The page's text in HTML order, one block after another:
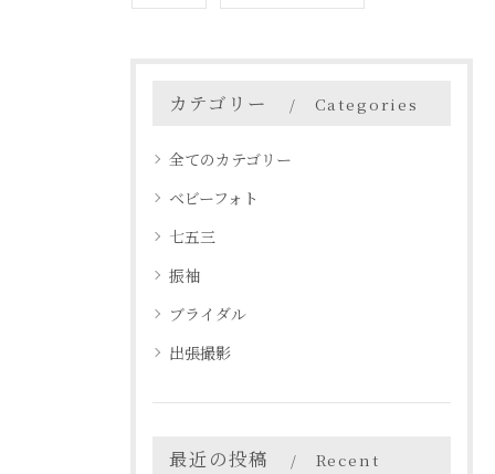
カテゴリー Categories
全てのカテゴリー
ベビーフォト
七五三
振袖
ブライダル
出張撮影
最近の投稿
Recent